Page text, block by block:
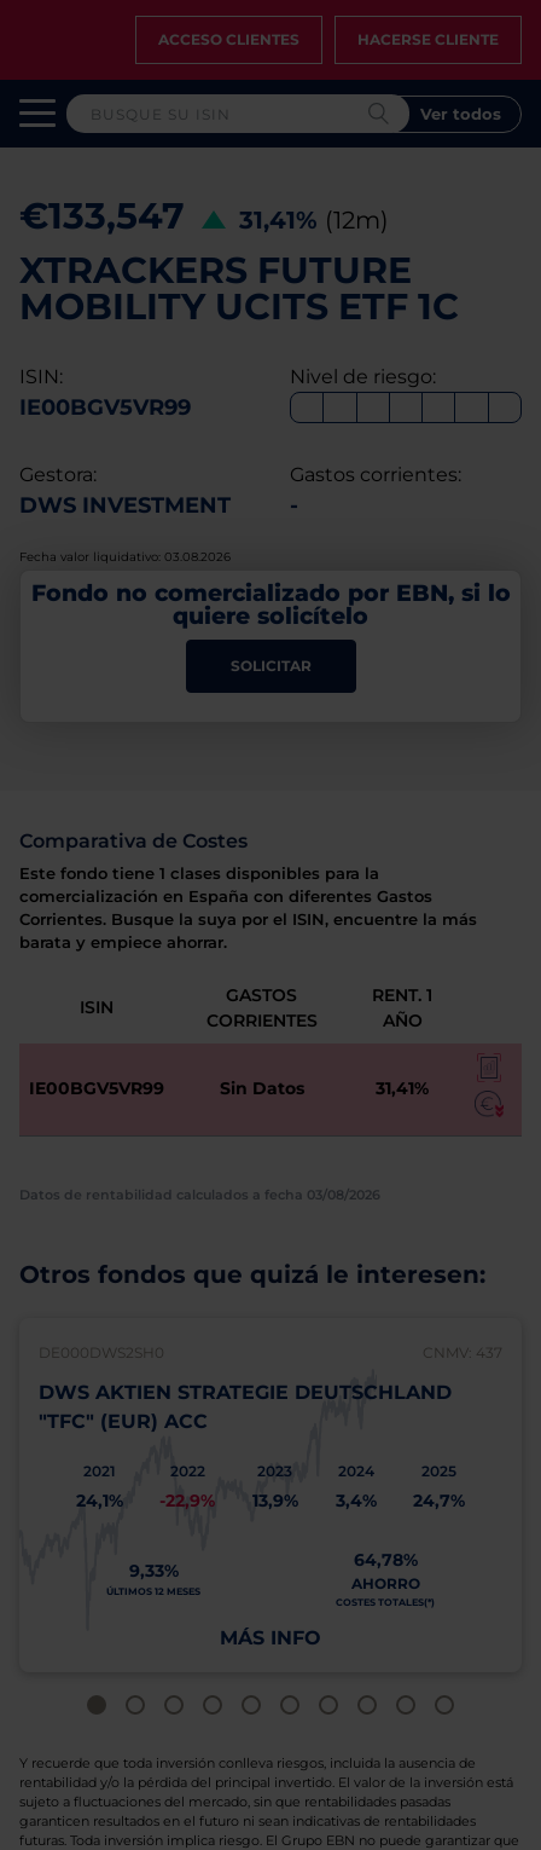
ACCESO CLIENTES HACERSE CLIENTE
Ver todos
€133,547 31,41% (12m)
XTRACKERS FUTURE
MOBILITY UCITS ETF 1C
ISIN:
IE00BGV5VR99
Nivel de riesgo:
Gestora:
DWS INVESTMENT
Gastos corrientes:
-
Fecha valor liquidativo: 03.08.2026
Fondo no comercializado por EBN, si lo
quiere solicítelo
SOLICITAR
Comparativa de Costes
Este fondo tiene 1 clases disponibles para la
comercialización en España con diferentes Gastos
Corrientes. Busque la suya por el ISIN, encuentre la más
barata y empiece ahorrar.
ISIN
GASTOS
CORRIENTES
RENT. 1
AÑO
IE00BGV5VR99 Sin Datos 31,41%
Datos de rentabilidad calculados a fecha 03/08/2026
Otros fondos que quizá le interesen:
DE000DWS2SH0 CNMV: 437
DWS AKTIEN STRATEGIE DEUTSCHLAND
"TFC" (EUR) ACC
2021
24,1%
2022
-22,9%
2023
13,9%
2024
3,4%
2025
24,7%
9,33%
ÚLTIMOS 12 MESES
64,78%
AHORRO
COSTES TOTALES(*)
MÁS INFO
Y recuerde que toda inversión conlleva riesgos, incluida la ausencia de
rentabilidad y/o la pérdida del principal invertido. El valor de la inversión está
sujeto a fluctuaciones del mercado, sin que rentabilidades pasadas
garanticen resultados en el futuro ni sean indicativas de rentabilidades
futuras. Toda inversión implica riesgo. El Grupo EBN no puede garantizar que